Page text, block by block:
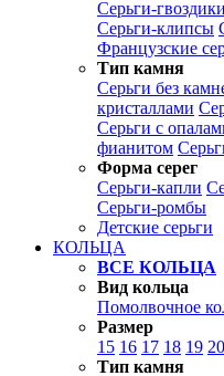
Серьги-
Серьги-клипсы
Французские
Тип камня
Серьги без
кристаллами
Серьги с
фианитом
Форма серег
Серьги-капли
Серьги-ромбы
Детские серьги
КОЛЬЦА
ВСЕ КОЛЬЦА
Вид кольца
Помолвочное
Размер
15 16 17 18 19 20
Тип камня